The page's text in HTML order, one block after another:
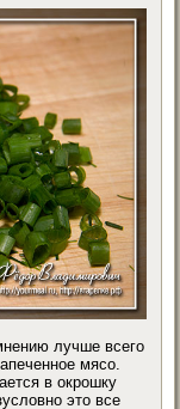
лучше всего
мясо.
в окрошку
это все